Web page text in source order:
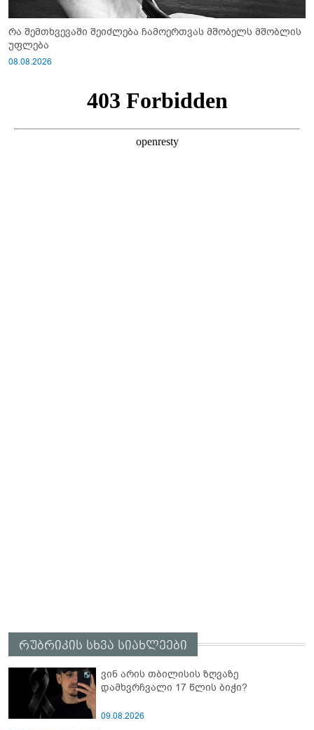
რა შემთხვევაში შეიძლება ჩამოერთვას მშობელს მშობლის
უფლება
08.08.2026
რუბრიკის სხვა სიახლეები
ვინ არის თბილისის ზღვაზე
დამხვრჩვალი 17 წლის ბიჭი?
09.08.2026